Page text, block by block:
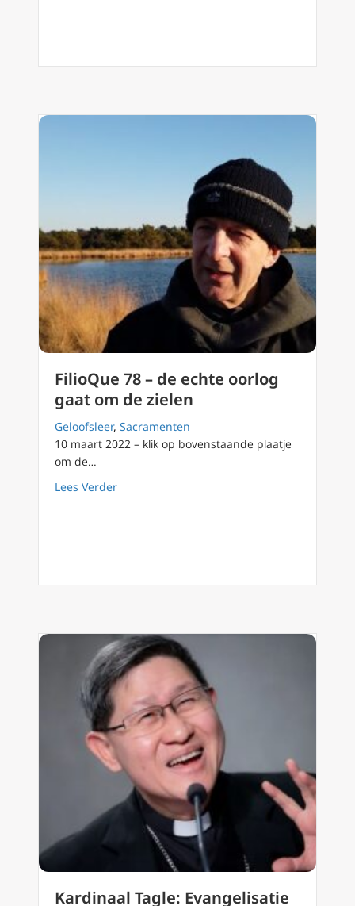
FilioQue 78 – de echte oorlog
gaat om de zielen
Geloofsleer, Sacramenten
10 maart 2022 – klik op bovenstaande plaatje
om de…
Lees Verderabout FilioQue 78 – de echte oorlog gaat
Kardinaal Tagle: Evangelisatie